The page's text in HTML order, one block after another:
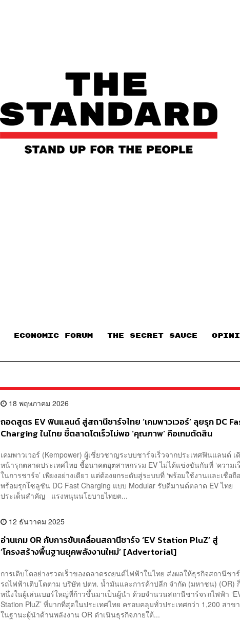
ECONOMIC FORUM THE SECRET SAUCE​
18 พฤษภาคม 2026
ถอดสูตร EV ฟินแลนด์ สู่สถานีชาร์จไทย ‘เคมพาวเวอร์’ ลุยรุก DC
Charging ในไทย ชี้ตลาดโตเร็วไม่พอ ‘คุณภาพ’ คือเกมตัดสิน
เคมพาวเวอร์ (Kempower) ผู้เชี่ยวชาญระบบชาร์จเร็วจากประเทศฟินแลนด์ เ
หน้ารุกตลาดประเทศไทย ชี้อนาคตอุตสาหกรรม EV ไม่ได้แข่งขันกันที่ ‘ความเ
ในการชาร์จ’ เพียงอย่างเดียว แต่ต้องยกระดับสู่ระบบที่ ‘พร้อมใช้งานและเชื่อถือ
พร้อมรุกโซลูชัน DC Fast Charging แบบ Modular รับดีมานด์ตลาด EV ไทย
ประเด็นสำคัญ แรงหนุนนโยบายไทยต...
12 ธันวาคม 2025
อ่านเกม OR กับการขับเคลื่อนสถานีชาร์จ ‘EV Station PluZ’ สู่
‘โครงสร้างพื้นฐานยุคพลังงานใหม่’ [Advertorial]
การเติบโตอย่างรวดเร็วของตลาดรถยนต์ไฟฟ้าในไทย ส่งผลให้ธุรกิจสถานีชา
รถไฟฟ้าเติบโตตาม บริษัท ปตท. น้ำมันและการค้าปลีก จํากัด (มหาชน) (OR)
หนึ่งในผู้เล่นเบอร์ใหญ่ที่ก้าวขึ้นมาเป็นผู้นำ ด้วยจำนวนสถานีชาร์จรถไฟฟ้า
Station PluZ’ ที่มากที่สุดในประเทศไทย ครอบคลุมทั่วประเทศกว่า 1,200 สาขา
ในฐานะผู้นำด้านพลังงาน OR ดำเนินธุรกิจภายใต้...